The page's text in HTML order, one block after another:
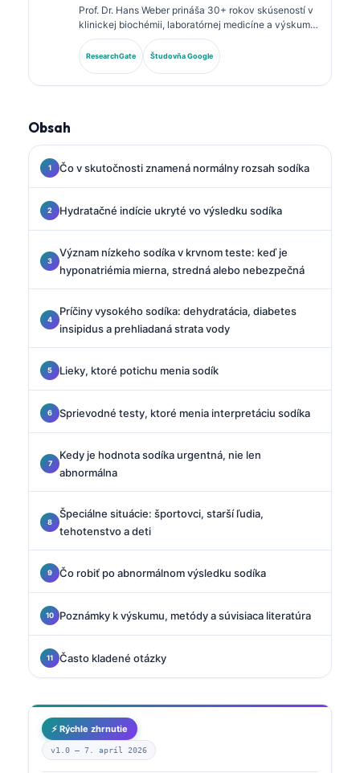
Prof. Dr. Hans Weber prináša 30+ rokov skúseností v
klinickej biochémii, laboratórnej medicíne a výskume
biomarkerov. Bývalý prezident Nemeckej spoločnosti
pre klinickú biochémiu, špecializuje sa na analýzu
diagnostických panelov, štandardizáciu biomarkerov
ResearchGate Študovňa Google
Obsah
Čo v skutočnosti znamená normálny rozsah sodíka
Hydratačné indície ukryté vo výsledku sodíka
Význam nízkeho sodíka v krvnom teste: keď je
hyponatriémia mierna, stredná alebo nebezpečná
Príčiny vysokého sodíka: dehydratácia, diabetes
insipidus a prehliadaná strata vody
Lieky, ktoré potichu menia sodík
Sprievodné testy, ktoré menia interpretáciu sodíka
Kedy je hodnota sodíka urgentná, nie len
abnormálna
Špeciálne situácie: športovci, starší ľudia,
tehotenstvo a deti
Čo robiť po abnormálnom výsledku sodíka
Poznámky k výskumu, metódy a súvisiaca literatúra
Často kladené otázky
⚡ Rýchle zhrnutie
v1.0 — 7. apríl 2026